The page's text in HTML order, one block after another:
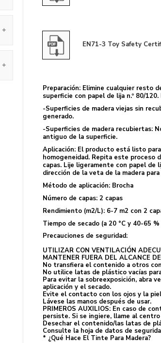
EN71-3 Toy Safety
Preparación: Elimine cualquier resto
superficie con papel de lija n.º 80/
-Superficies de madera viejas sin
generado.
-Superficies de madera recubiertas:
antiguo de la superficie.
Aplicación: El producto está listo
homogeneidad. Repita este proceso
capas. Lije ligeramente con papel de
dirección de la veta de la madera
Método de aplicación: Brocha
Número de capas: 2 capas
Rendimiento (m2/L): 6-7 m2 con 2
Tiempo de secado (a 20 °C y 40-65
Precauciones de seguridad:
UTILIZAR CON VENTILACIÓN
MANTENER FUERA DEL ALCANCE
No transfiera el contenido a otros
No utilice latas de plástico vacías
Para evitar la sobreexposición, abra
aplicación y el secado.
Evite el contacto con los ojos y la
Lávese las manos después de usar.
PRIMEROS AUXILIOS: En caso de
persiste. Si se ingiere, llame al
Desechar el contenido/las latas de
Consulte la hoja de datos de
* ¿Qué Hace El Tinte Para Madera?